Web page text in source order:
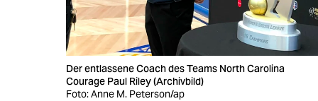
Der entlassene Coach des Teams North Carolina
Courage Paul Riley (Archivbild)
Foto: Anne M. Peterson/ap